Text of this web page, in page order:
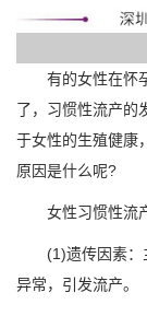
有的女性在怀孕
了，习惯性流产的
于女性的生殖健康
原因是什么呢?
女性习惯性流产
(1)遗传因素：主
异常，引发流产。